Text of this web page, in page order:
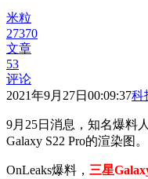
米粒
27370
文章
53
评论
2021年9月27日00:09:37科
9月25日消息，知名爆料
Galaxy S22 Pro的渲染图。
OnLeaks爆料， 三星